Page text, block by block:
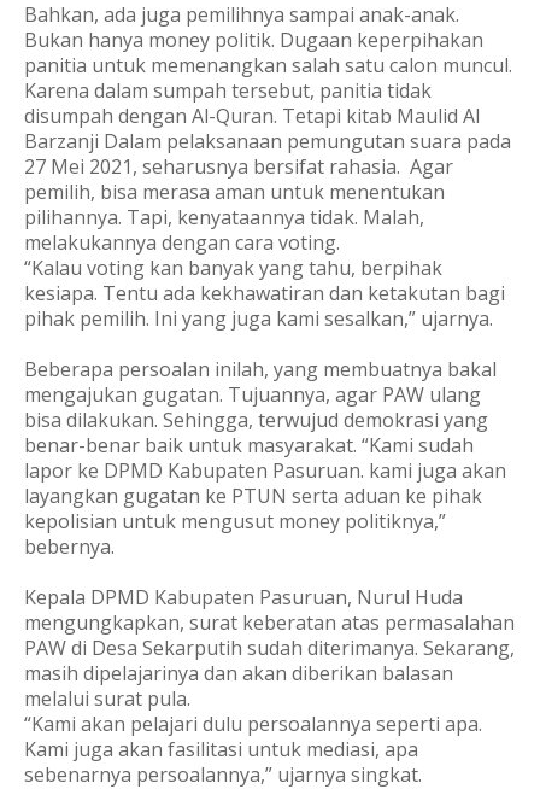
Bahkan, ada juga pemilihnya sampai anak-anak.
Bukan hanya money politik. Dugaan keperpihakan
panitia untuk memenangkan salah satu calon muncul.
Karena dalam sumpah tersebut, panitia tidak
disumpah dengan Al-Quran. Tetapi kitab Maulid Al
Barzanji Dalam pelaksanaan pemungutan suara pada
27 Mei 2021, seharusnya bersifat rahasia. Agar
pemilih, bisa merasa aman untuk menentukan
pilihannya. Tapi, kenyataannya tidak. Malah,
melakukannya dengan cara voting.
“Kalau voting kan banyak yang tahu, berpihak
kesiapa. Tentu ada kekhawatiran dan ketakutan bagi
pihak pemilih. Ini yang juga kami sesalkan,” ujarnya.
Beberapa persoalan inilah, yang membuatnya bakal
mengajukan gugatan. Tujuannya, agar PAW ulang
bisa dilakukan. Sehingga, terwujud demokrasi yang
benar-benar baik untuk masyarakat. “Kami sudah
lapor ke DPMD Kabupaten Pasuruan. kami juga akan
layangkan gugatan ke PTUN serta aduan ke pihak
kepolisian untuk mengusut money politiknya,”
bebernya.
Kepala DPMD Kabupaten Pasuruan, Nurul Huda
mengungkapkan, surat keberatan atas permasalahan
PAW di Desa Sekarputih sudah diterimanya. Sekarang,
masih dipelajarinya dan akan diberikan balasan
melalui surat pula.
“Kami akan pelajari dulu persoalannya seperti apa.
Kami juga akan fasilitasi untuk mediasi, apa
sebenarnya persoalannya,” ujarnya singkat.